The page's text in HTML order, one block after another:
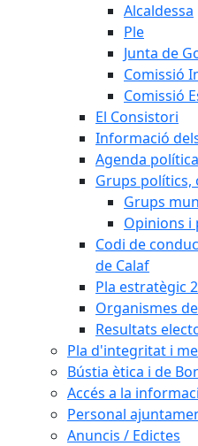
Alcaldessa
Ple
Junta de
Comissió
Comissió
El Consistori
Informació
Agenda política
Grups
Grups
Opinions i
Codi de
de Calaf
Pla estratègic
Organismes
Resultats
Pla d'integritat i
Bústia ètica i de
Accés a la
Personal
Anuncis / Edictes